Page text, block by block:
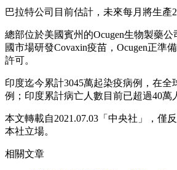
巴拉特公司目前估計，未來每月將生產
總部位於美國賓州的Ocugen生物製藥
國市場研發Covaxin疫苗，Ocugen正準
許可。
印度迄今累計3045萬起染疫病例，在全
例；印度累計病亡人數目前已超過40萬
本文轉載自2021.07.03「中央社」
，僅
本社立場。
相關文章